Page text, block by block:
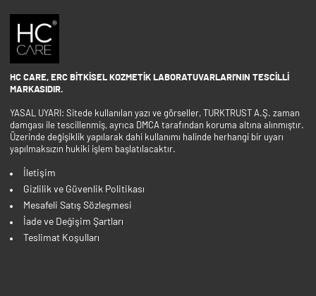
HC CARE, ERC BITKISEL KOZMETIK LABORATUVARLARI'NIN TESCILLI
MARKASIDIR.
YASAL UYARI: Sitede kullanılan yazı ve görseller, TURKTRUST A.Ş. zaman
damgası ile tescillenmiş, ayrıca DMCA tarafından koruma altına alınmıştır.
Üzerinde değişiklik yapılarak dahi kullanımı halinde herhangi bir uyarı
yapılmaksızın hukiki işlem başlatılacaktır.
İletişim
Gizlilik ve Güvenlik Politikası
Mesafeli Satış Sözleşmesi
İade ve Değişim Şartları
Teslimat Koşulları